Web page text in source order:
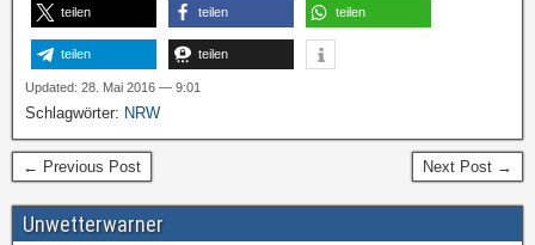
teilen teilen teilen
teilen teilen
Updated: 28. Mai 2016 — 9:01
Schlagwörter: NRW
← Previous Post Next Post →
Unwetterwarner